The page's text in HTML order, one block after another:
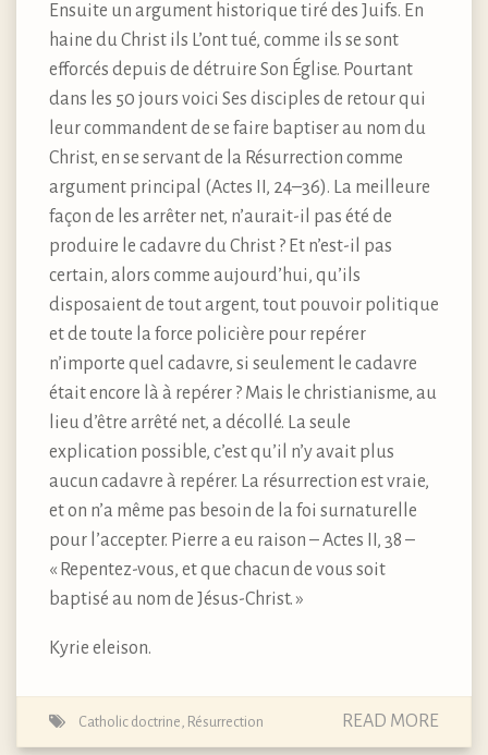
Ensuite un argument historique tiré des Juifs. En
haine du Christ ils L’ont tué, comme ils se sont
efforcés depuis de détruire Son Église. Pourtant
dans les 50 jours voici Ses disciples de retour qui
leur commandent de se faire baptiser au nom du
Christ, en se servant de la Résurrection comme
argument principal (Actes II, 24–36). La meilleure
façon de les arrêter net, n’aurait-il pas été de
produire le cadavre du Christ ? Et n’est-il pas
certain, alors comme aujourd’hui, qu’ils
disposaient de tout argent, tout pouvoir politique
et de toute la force policière pour repérer
n’importe quel cadavre, si seulement le cadavre
était encore là à repérer ? Mais le christianisme, au
lieu d’être arrêté net, a décollé. La seule
explication possible, c’est qu’il n’y avait plus
aucun cadavre à repérer. La résurrection est vraie,
et on n’a même pas besoin de la foi surnaturelle
pour l’accepter. Pierre a eu raison – Actes II, 38 –
« Repentez-vous, et que chacun de vous soit
baptisé au nom de Jésus-Christ. »
Kyrie eleison.
Catholic doctrine Résurrection READ MORE